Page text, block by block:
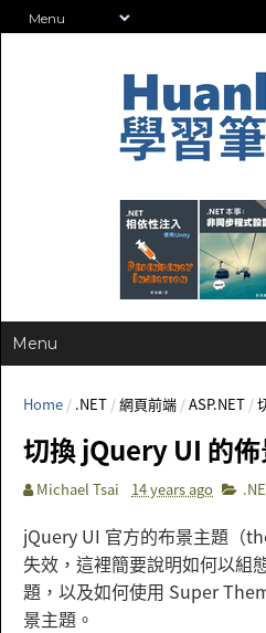
Home / .NET /網頁前端 /ASP.NET /
切換 jQuery UI 的
Michael Tsai 14 years ago
jQuery UI 官方的布景主題（
失效，這裡簡要說明如何以組
題，以及如何使用 Super
景主題。